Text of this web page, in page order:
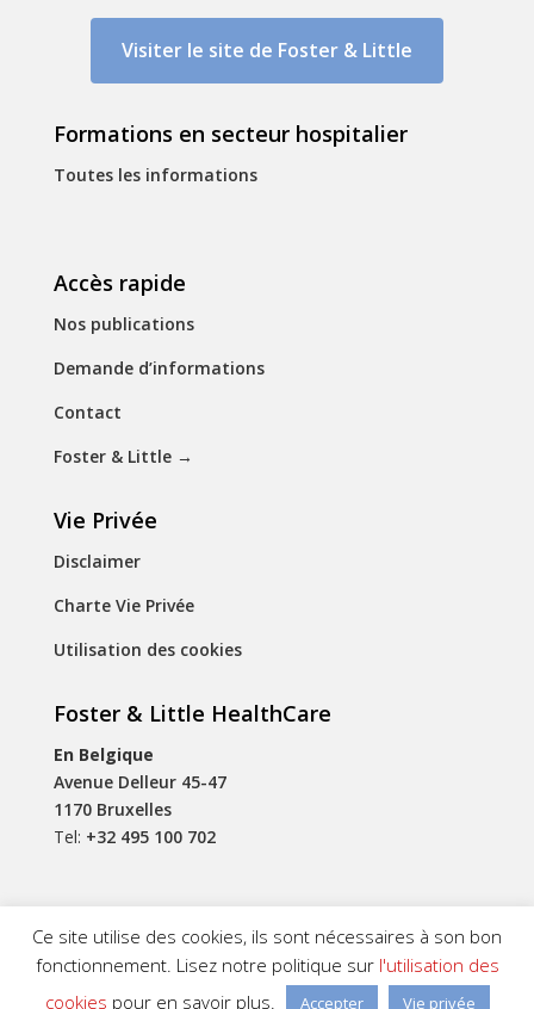
Visiter le site de Foster & Little
Formations en secteur hospitalier
Toutes les informations
Accès rapide
Nos publications
Demande d’informations
Contact
Foster & Little→
Vie Privée
Disclaimer
Charte Vie Privée
Utilisation des cookies
Foster & Little HealthCare
En Belgique
Avenue Delleur 45-47
1170 Bruxelles
Tel: +32 495 100 702
Foster & Little HealthCare © 2026 | Designed byBe
Ce site utilise des cookies, ils sont nécessaires à son bon
fonctionnement. Lisez notre politique sur l'utilisation des
cookies pour en savoir plus. Accepter Vie privée